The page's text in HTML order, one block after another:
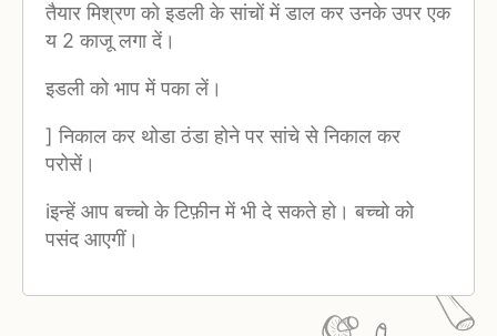
तैयार मिश्रण को इडली के सांचों में डाल कर उनके उपर एक
य 2 काजू लगा दें।
इडली को भाप में पका लें।
] निकाल कर थोडा ठंडा होने पर सांचे से निकाल कर
परोसें।
iइन्हें आप बच्चो के टिफ़ीन में भी दे सकते हो। बच्चो को
पसंद आएगीं।